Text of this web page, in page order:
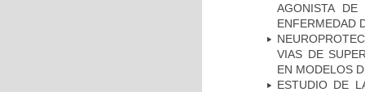
AGONISTA
ENFERMEDAD
VIAS DE
EN MODELOS
ESTUDIO DE